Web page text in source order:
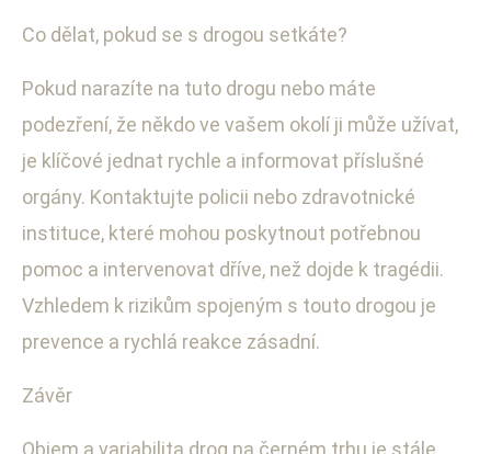
Co dělat, pokud se s drogou setkáte?
Pokud narazíte na tuto drogu nebo máte
podezření, že někdo ve vašem okolí ji může užívat,
je klíčové jednat rychle a informovat příslušné
orgány. Kontaktujte policii nebo zdravotnické
instituce, které mohou poskytnout potřebnou
pomoc a intervenovat dříve, než dojde k tragédii.
Vzhledem k rizikům spojeným s touto drogou je
prevence a rychlá reakce zásadní.
Závěr
Objem a variabilita drog na černém trhu je stále